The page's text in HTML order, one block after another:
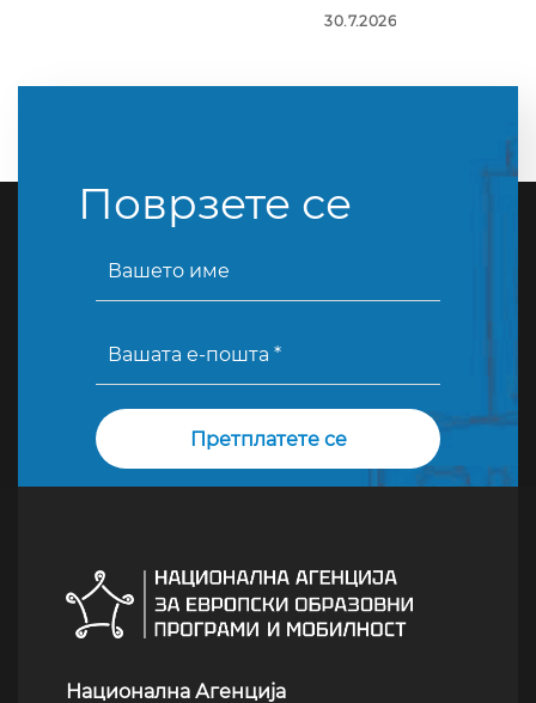
30.7.2026
Поврзете се
Национална Агенција